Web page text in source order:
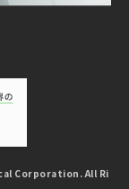
Corporation. All Ri